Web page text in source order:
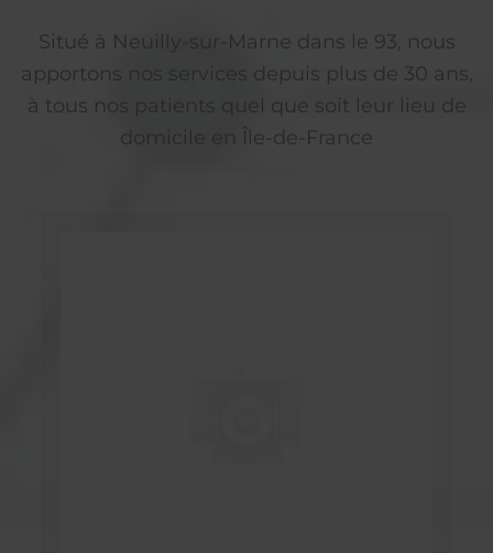
Situé à Neuilly-sur-Marne dans le 93, nous
apportons nos services depuis plus de 30 ans,
à tous nos patients quel que soit leur lieu de
domicile en Île-de-France